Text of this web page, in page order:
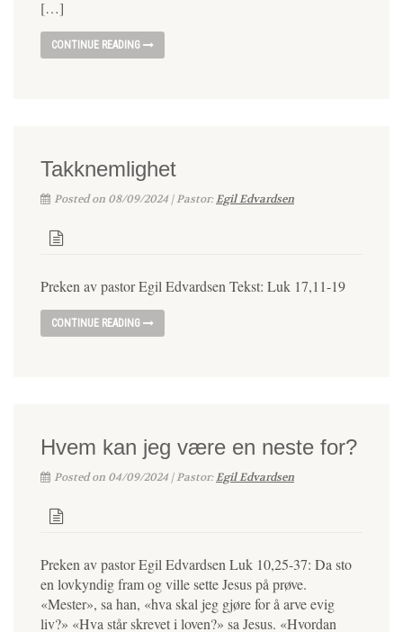
[…]
CONTINUE READING
Takknemlighet
Posted on 08/09/2024 | Pastor:Egil Edvardsen
Preken av pastor Egil Edvardsen Tekst: Luk 17,11-19
CONTINUE READING
Hvem kan jeg være en neste for?
Posted on 04/09/2024 | Pastor:Egil Edvardsen
Preken av pastor Egil Edvardsen Luk 10,25-37: Da sto
en lovkyndig fram og ville sette Jesus på prøve.
«Mester», sa han, «hva skal jeg gjøre for å arve evig
liv?» «Hva står skrevet i loven?» sa Jesus. «Hvordan